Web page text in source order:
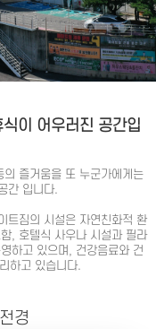
이 어우러진 공간입
즐거움을 또 누군가에게는
간 입니다.
트짐의 시설은 자연친화적 환
, 호텔식 사우나 시설과 필라
하고 있으며, 건강음료와 건
하고 있습니다.
경